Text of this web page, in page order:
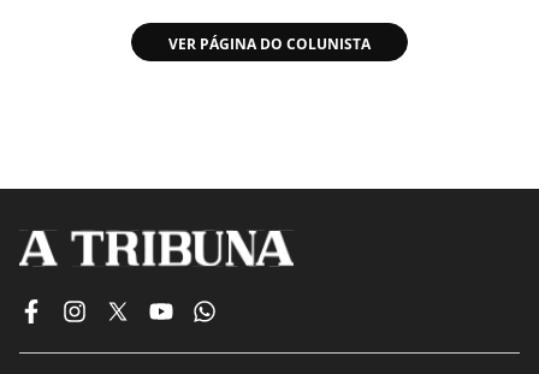
VER PÁGINA DO COLUNISTA